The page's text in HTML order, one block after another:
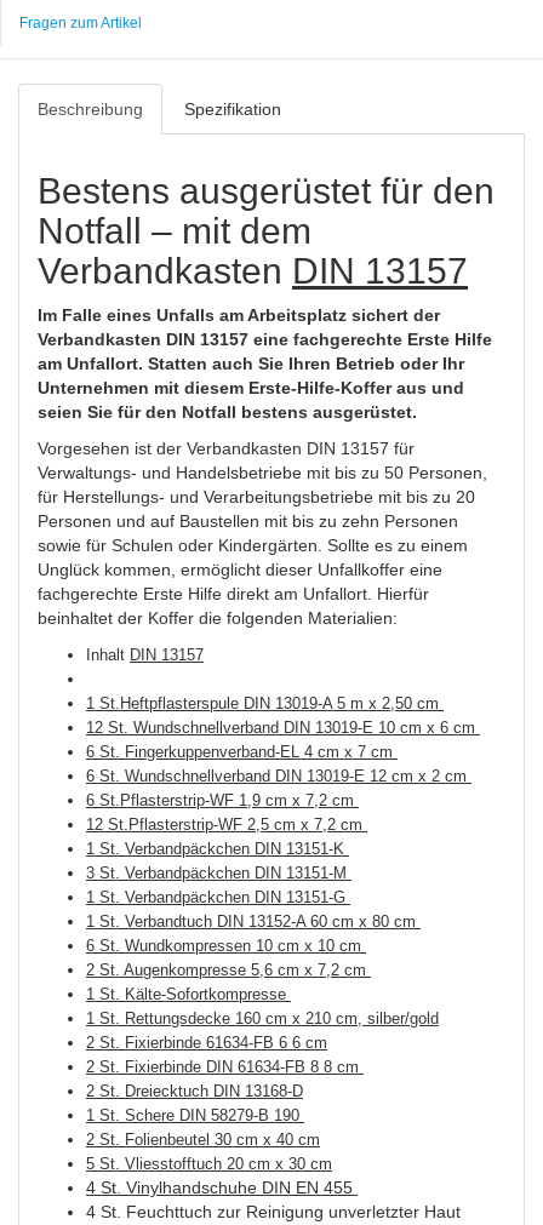
Fragen zum Artikel
Beschreibung Spezifikation
Bestens ausgerüstet für den
Notfall – mit dem
Verbandkasten DIN 13157
Im Falle eines Unfalls am Arbeitsplatz sichert der
Verbandkasten DIN 13157 eine fachgerechte Erste Hilfe
am Unfallort. Statten auch Sie Ihren Betrieb oder Ihr
Unternehmen mit diesem Erste-Hilfe-Koffer aus und
seien Sie für den Notfall bestens ausgerüstet.
Vorgesehen ist der Verbandkasten DIN 13157 für
Verwaltungs- und Handelsbetriebe mit bis zu 50 Personen,
für Herstellungs- und Verarbeitungsbetriebe mit bis zu 20
Personen und auf Baustellen mit bis zu zehn Personen
sowie für Schulen oder Kindergärten. Sollte es zu einem
Unglück kommen, ermöglicht dieser Unfallkoffer eine
fachgerechte Erste Hilfe direkt am Unfallort. Hierfür
beinhaltet der Koffer die folgenden Materialien:
Inhalt DIN 13157
1 St. Heftpflasterspule DIN 13019-A 5 m x 2,50 cm
12 St. Wundschnellverband DIN 13019-E 10 cm x 6 cm
6 St. Fingerkuppenverband-EL 4 cm x 7 cm
6 St. Wundschnellverband DIN 13019-E 12 cm x 2 cm
6 St. Pflasterstrip-WF 1,9 cm x 7,2 cm
12 St. Pflasterstrip-WF 2,5 cm x 7,2 cm
1 St. Verbandpäckchen DIN 13151-K
3 St. Verbandpäckchen DIN 13151-M
1 St. Verbandpäckchen DIN 13151-G
1 St. Verbandtuch DIN 13152-A 60 cm x 80 cm
6 St. Wundkompressen 10 cm x 10 cm
2 St. Augenkompresse 5,6 cm x 7,2 cm
1 St. Kälte-Sofortkompresse
1 St. Rettungsdecke 160 cm x 210 cm, silber/gold
2 St. Fixierbinde 61634-FB 6 6 cm
2 St. Fixierbinde DIN 61634-FB 8 8 cm
2 St. Dreiecktuch DIN 13168-D
1 St. Schere DIN 58279-B 190
2 St. Folienbeutel 30 cm x 40 cm
5 St. Vliesstofftuch 20 cm x 30 cm
4 St. Vinylhandschuhe DIN EN 455
4 St. Feuchttuch zur Reinigung unverletzter Haut